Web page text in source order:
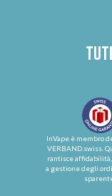
InVape è membro
VERBAND.swiss.
rantisce
a gestione degli